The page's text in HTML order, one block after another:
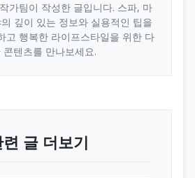
가팀이 작성한 글입니다. 스파, 마
깊이 있는 정보와 실용적인 팁을
고 행복한 라이프스타일을 위한 다
콘텐츠를 만나보세요.
련 글 더보기